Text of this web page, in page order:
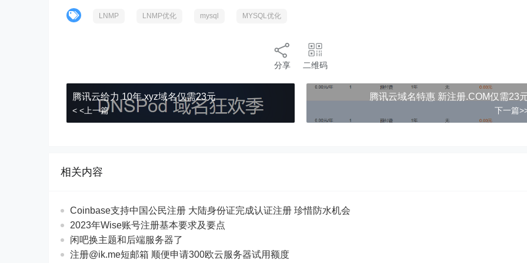
LNMP LNMP优化 mysql MYSQL优化
分享 二维码
腾讯云给力 10年.xyz域名仅需23元
< <上一篇
腾讯云域名特惠 新注册.COM仅需23
下一篇
相关内容
Coinbase支持中国公民注册 大陆身份证完成认证注册 珍惜防水机会
2023年Wise账号注册基本要求及要点
闲吧换主题和后端服务器了
注册@ik.me短邮箱 顺便申请300欧云服务器试用额度